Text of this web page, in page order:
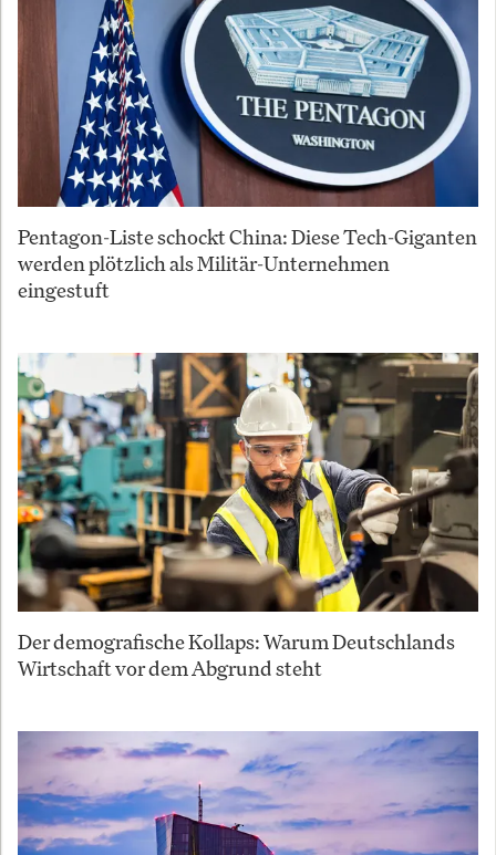
Pentagon-Liste schockt China: Diese Tech-Giganten
werden plötzlich als Militär-Unternehmen
eingestuft
Der demografische Kollaps: Warum Deutschlands
Wirtschaft vor dem Abgrund steht